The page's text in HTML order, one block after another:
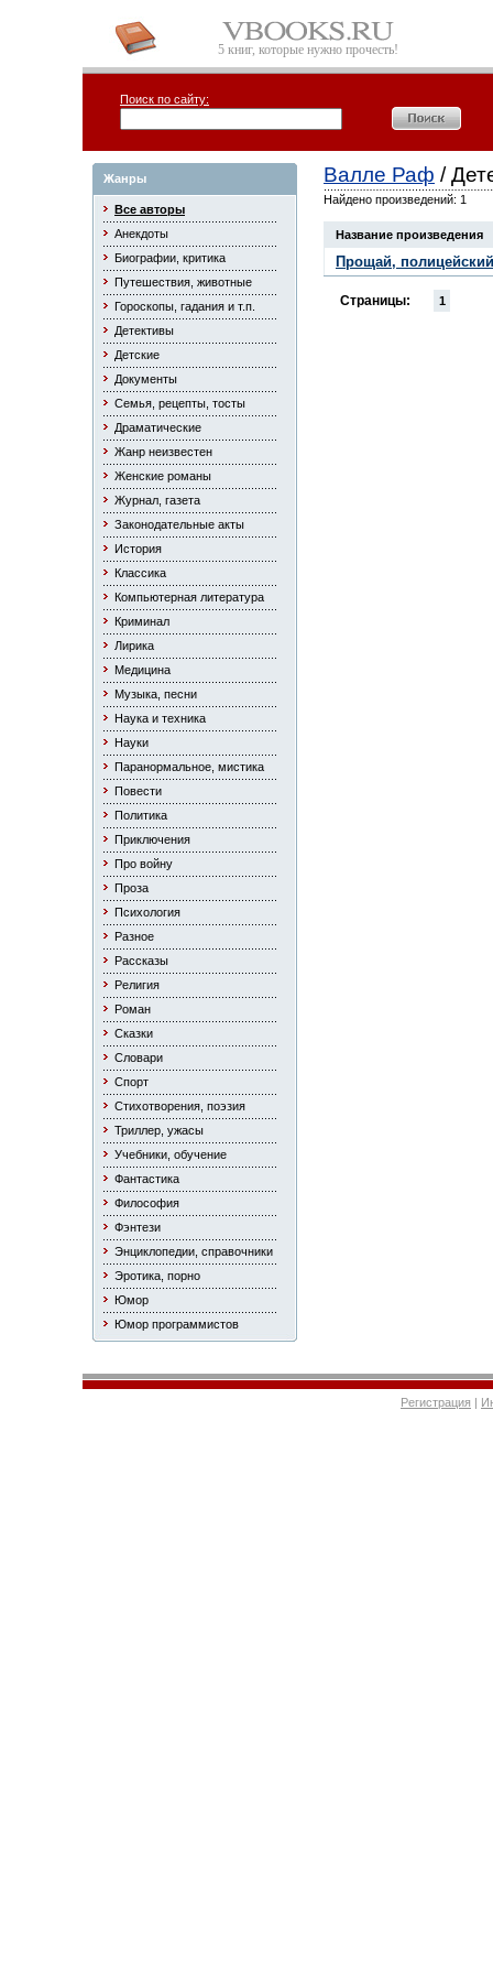
5 книг, которые нужно прочесть!
Поиск по сайту:
Жанры
Все авторы
Анекдоты
Биографии, критика
Путешествия, животные
Гороскопы, гадания и т.п.
Детективы
Детские
Документы
Семья, рецепты, тосты
Драматические
Жанр неизвестен
Женские романы
Журнал, газета
Законодательные акты
История
Классика
Компьютерная литература
Криминал
Лирика
Медицина
Музыка, песни
Наука и техника
Науки
Паранормальное, мистика
Повести
Политика
Приключения
Про войну
Проза
Психология
Разное
Рассказы
Религия
Роман
Сказки
Словари
Спорт
Стихотворения, поэзия
Триллер, ужасы
Учебники, обучение
Фантастика
Философия
Фэнтези
Энциклопедии, справочники
Эротика, порно
Юмор
Юмор программистов
Валле Раф /
Найдено произведений: 1
Название произведения
Прощай, полицейский
Страницы: 1
Регистрация |